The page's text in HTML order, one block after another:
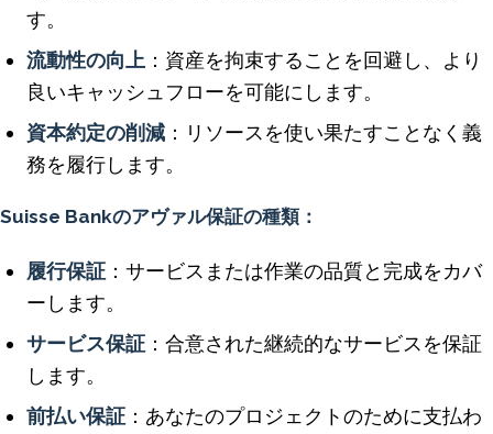
す。
流動性の向上 ：資産を拘束することを回避し、より
良いキャッシュフローを可能にします。
資本約定の削減 ：リソースを使い果たすことなく義
務を履行します。
Suisse Bankのアヴァル保証の種類：
履行保証 ：サービスまたは作業の品質と完成をカバ
ーします。
サービス保証 ：合意された継続的なサービスを保証
します。
前払い保証 ：あなたのプロジェクトのために支払わ